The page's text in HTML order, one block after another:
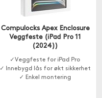
Compulocks Apex Enclosure
Veggfeste (iPad Pro 11
(2024))
✓Veggfeste for iPad Pro
✓ Innebygd lås for økt sikkerhet
✓ Enkel montering